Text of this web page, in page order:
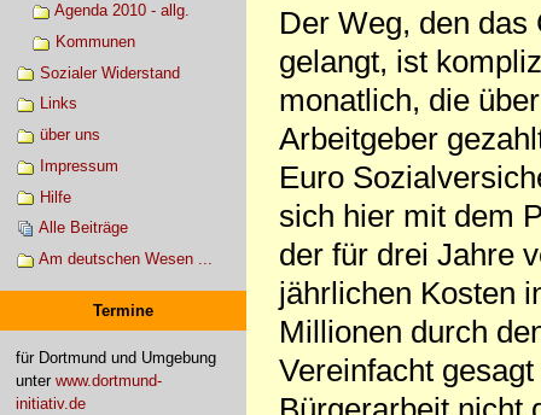
Agenda 2010 - allg.
Kommunen
Sozialer Widerstand
Links
über uns
Impressum
Hilfe
Alle Beiträge
Am deutschen Wesen ...
Termine
für Dortmund und Umgebung
unter www.dortmund-
initiativ.de
Der Weg, den
gelangt, ist
monatlich, die
Arbeitgeber
Euro
sich hier mit dem
der für drei Jahre
jährlichen Kosten
Millionen durch
Vereinfacht